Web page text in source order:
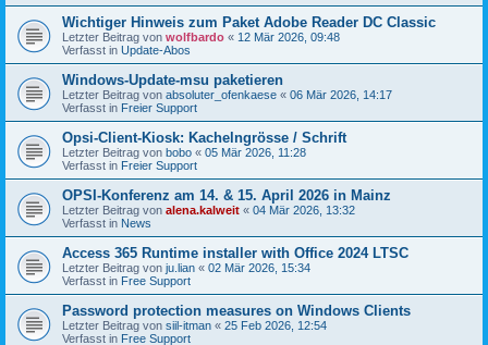
Wichtiger Hinweis zum Paket Adobe Reader DC Classic
Letzter Beitrag von wolfbardo « 12 Mär 2026, 09:48
Verfasst in Update-Abos
Windows-Update-msu paketieren
Letzter Beitrag von absoluter_ofenkaese « 06 Mär 2026, 14:17
Verfasst in Freier Support
Opsi-Client-Kiosk: Kachelngrösse / Schrift
Letzter Beitrag von bobo « 05 Mär 2026, 11:28
Verfasst in Freier Support
OPSI-Konferenz am 14. & 15. April 2026 in Mainz
Letzter Beitrag von alena.kalweit « 04 Mär 2026, 13:32
Verfasst in News
Access 365 Runtime installer with Office 2024 LTSC
Letzter Beitrag von ju.lian « 02 Mär 2026, 15:34
Verfasst in Free Support
Password protection measures on Windows Clients
Letzter Beitrag von siil-itman « 25 Feb 2026, 12:54
Verfasst in Free Support